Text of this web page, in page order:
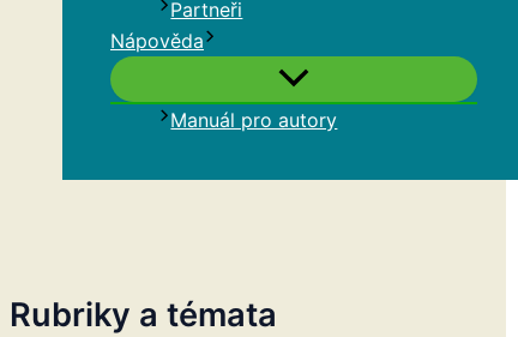
Partneři
Nápověda
Manuál pro autory
Rubriky a témata